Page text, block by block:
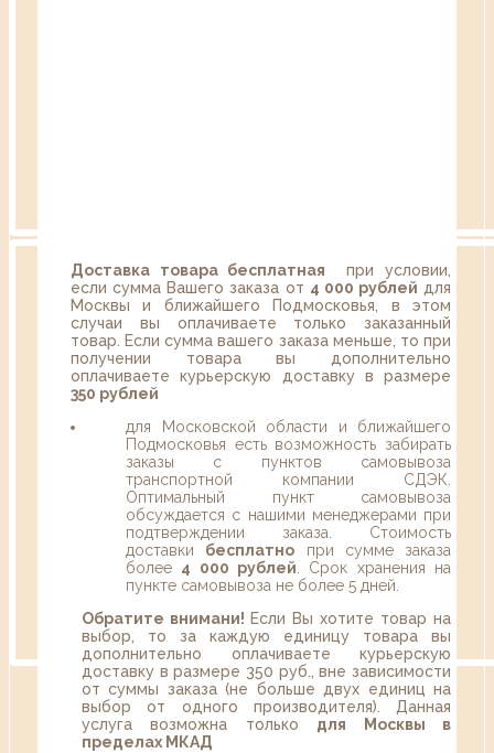
Доставка товара бесплатная при условии,
если сумма Вашего заказа от 4 000 рублей для
Москвы и ближайшего Подмосковья, в этом
случаи вы оплачиваете только заказанный
товар. Если сумма вашего заказа меньше, то при
получении товара вы дополнительно
оплачиваете курьерскую доставку в размере
350 рублей
для Московской области и ближайшего
Подмосковья есть возможность забирать
заказы с пунктов самовывоза
транспортной компании СДЭК.
Оптимальный пункт самовывоза
обсуждается с нашими менеджерами при
подтверждении заказа. Стоимость
доставки бесплатно при сумме заказа
более 4 000 рублей . Срок хранения на
пункте самовывоза не более 5 дней.
Обратите внимани! Если Вы хотите товар на
выбор, то за каждую единицу товара вы
дополнительно оплачиваете курьерскую
доставку в размере 350 руб., вне зависимости
от суммы заказа (не больше двух единиц на
выбор от одного производителя). Данная
услуга возможна только для Москвы в
пределах МКАД